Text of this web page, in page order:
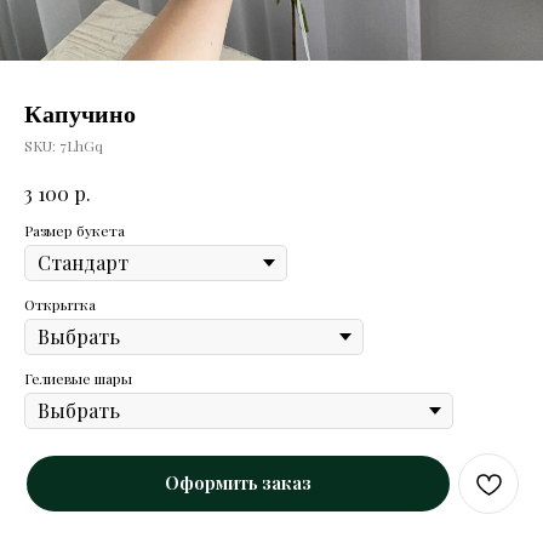
Капучино
SKU: 7LhGq
3 100 р.
Размер букета
Открытка
Гелиевые шары
Оформить заказ